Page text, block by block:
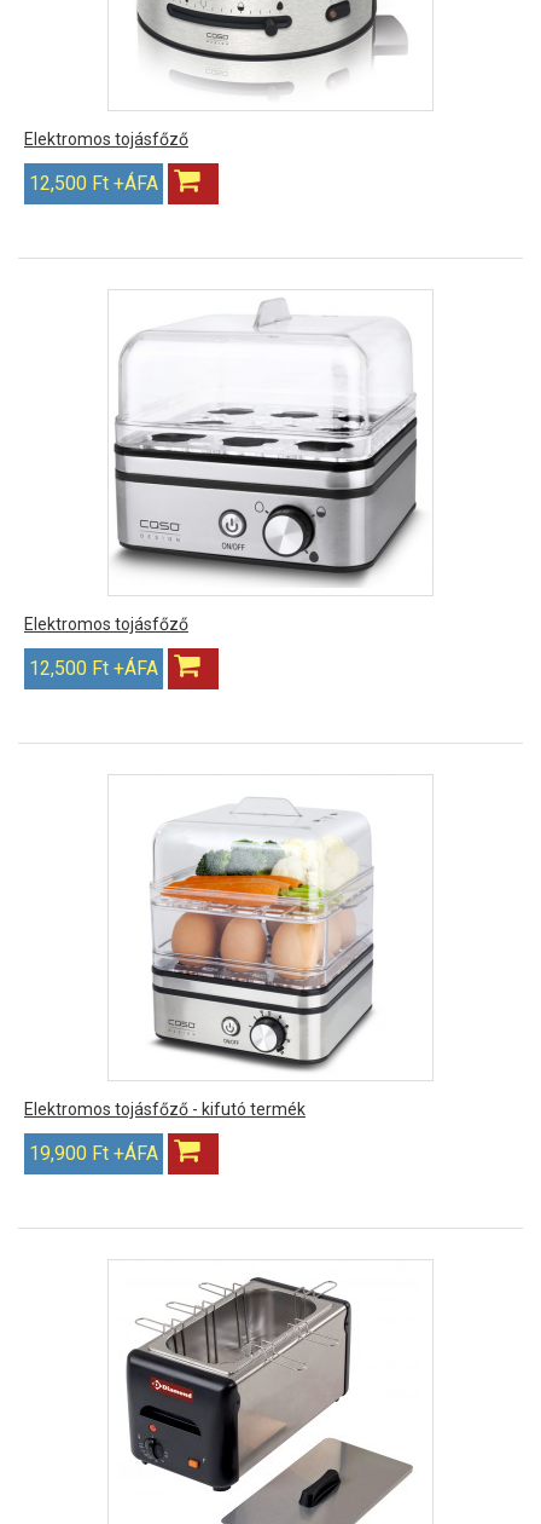
Elektromos tojásfőző
12,500 Ft +ÁFA
Elektromos tojásfőző
12,500 Ft +ÁFA
Elektromos tojásfőző - kifutó termék
19,900 Ft +ÁFA